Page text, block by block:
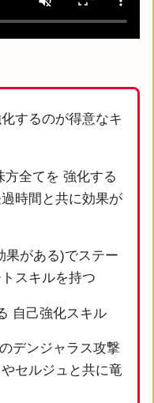
するのが得意なキ
全てを 強化する
時間と共に効果が
果がある)でステー
スキルを持つ
自己強化スキル
デンジャラス攻撃
セルジュと共に竜